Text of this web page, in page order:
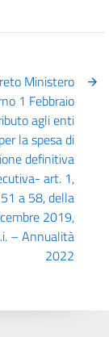
Ministero
1 Febbraio
agli enti
la spesa di
definitiva
art. 1,
a 58, della
2019,
– Annualità
2022